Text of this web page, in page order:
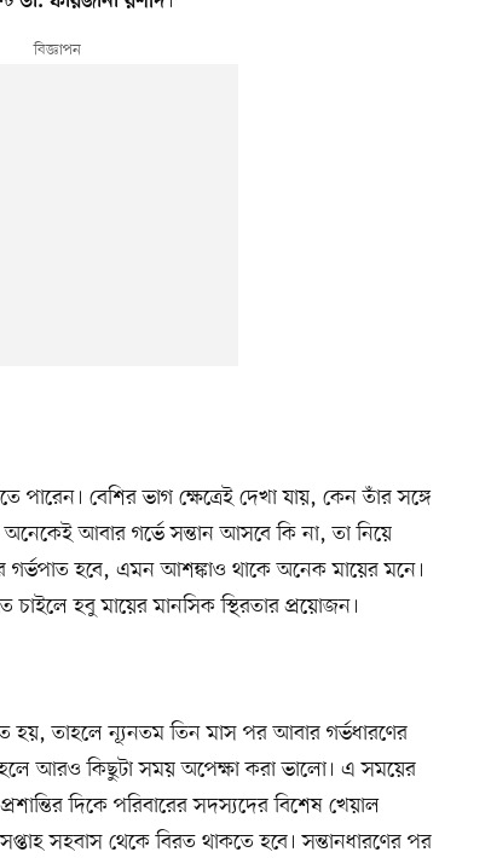
বেশির ভাগ ক্ষেত্রেই দেখা যায়, কেন তাঁর সঙ্গে
আবার গর্ভে সন্তান আসবে কি না, তা নিয়ে
হবে, এমন আশঙ্কাও থাকে অনেক মায়ের মনে।
হবু মায়ের মানসিক স্থিরতার প্রয়োজন।
তাহলে ন্যূনতম তিন মাস পর আবার গর্ভধারণের
আরও কিছুটা সময় অপেক্ষা করা ভালো। এ সময়ের
দিকে পরিবারের সদস্যদের বিশেষ খেয়াল
সহবাস থেকে বিরত থাকতে হবে। সন্তানধারণের পর